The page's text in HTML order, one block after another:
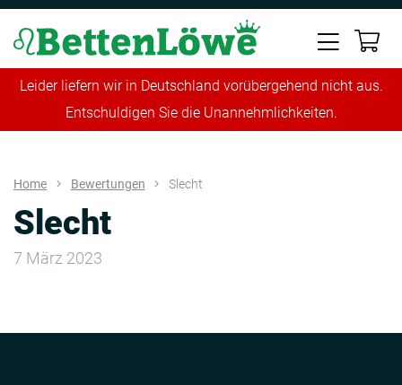
Leider liefern wir in Deutschland vorübergehend nicht aus.
Entschuldigen Sie die Unannehmlichkeiten.
Home Bewertungen Slecht
Slecht
7 März 2023